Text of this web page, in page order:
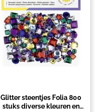
Glitter steentjes Folia 800
stuks diverse kleuren en